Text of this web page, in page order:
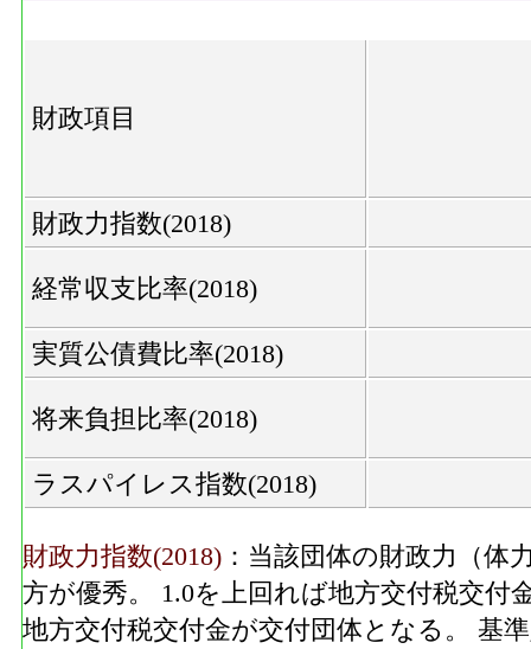
財政項目
財政力指数(2018)
経常収支比率(2018)
実質公債費比率(2018)
将来負担比率(2018)
ラスパイレス指数(2018)
財政力指数(2018) ：当該団体の財政力（体
方が優秀。 1.0を上回れば地方交付税交付
地方交付税交付金が交付団体となる。 基